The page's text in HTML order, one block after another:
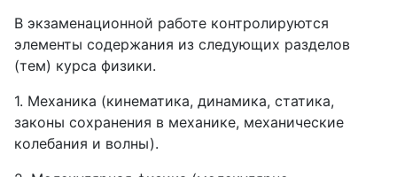
В экзаменационной работе контролируются
элементы содержания из следующих разделов
(тем) курса физики.
1. Механика (кинематика, динамика, статика,
законы сохранения в механике, механические
колебания и волны).